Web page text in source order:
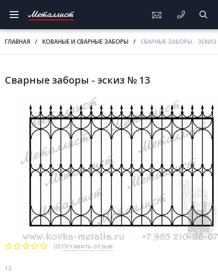
Металлист
ГЛАВНАЯ / КОВАНЫЕ И СВАРНЫЕ ЗАБОРЫ / СВАРНЫЕ ЗАБОРЫ -
Сварные заборы - эскиз № 13
(0) Оставить отзыв
13